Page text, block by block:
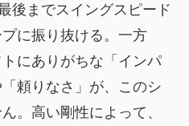
後までスイングスピード
に振り抜ける。一方
にありがちな「インパ
頼りなさ」が、このシ
。高い剛性によって、